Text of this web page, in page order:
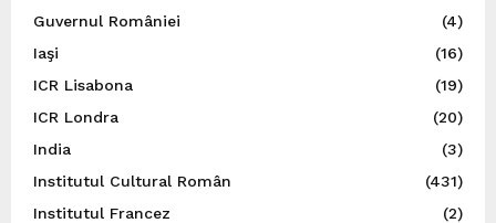
Guvernul României
(4)
Iaşi
(16)
ICR Lisabona
(19)
ICR Londra
(20)
India
(3)
Institutul Cultural Român
(431)
Institutul Francez
(2)